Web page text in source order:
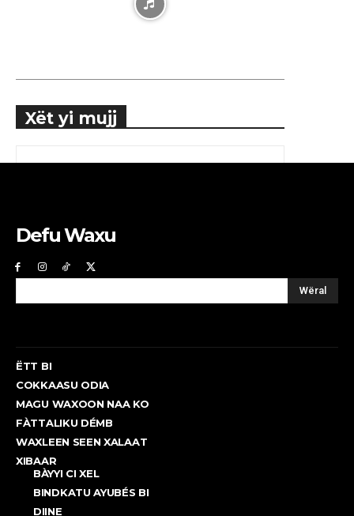
Xët yi mujj
Defu Waxu
Wëral
ËTT BI
COKKAASU ODIA
MAGU WAXOON NAA KO
FÀTTALIKU DÉMB
WAXLEEN SEEN XALAAT
XIBAAR
BÀYYI CI XEL
BINDKATU AYUBÉS BI
DIINE